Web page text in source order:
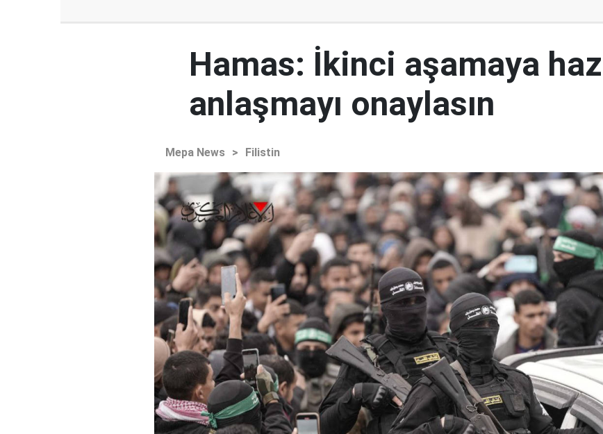
Hamas: İkinci aşamaya
anlaşmayı onaylasın
Mepa News > Filistin